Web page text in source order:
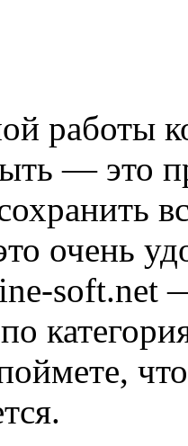
работы
— это
очень
soft.net